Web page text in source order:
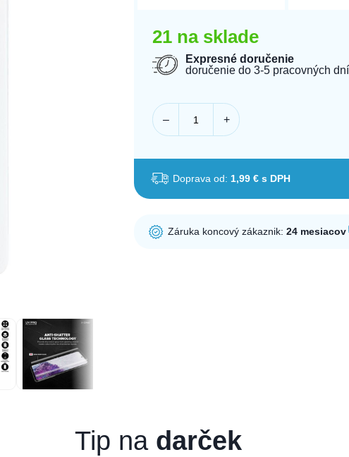
21 na sklade
Expresné doručenie
doručenie do 3-5 pracovných dní
– +
Doprava od: 1,99 € s DPH
Záruka koncový zákaznik:24 mesiacov
Tip nadarček